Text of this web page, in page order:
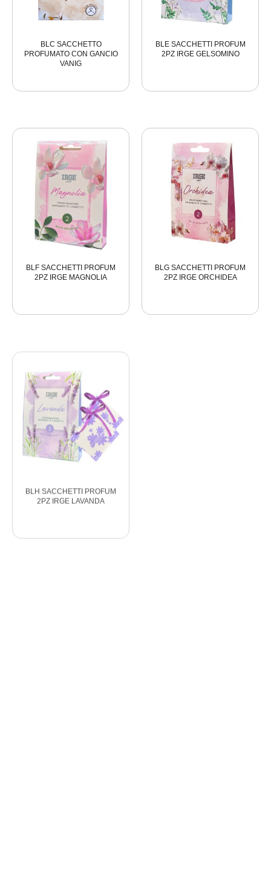
BLC SACCHETTO
PROFUMATO CON GANCIO
VANIG
BLE SACCHETTI PROFUM
2PZ IRGE GELSOMINO
BLF SACCHETTI PROFUM
2PZ IRGE MAGNOLIA
BLG SACCHETTI PROFUM
2PZ IRGE ORCHIDEA
BLH SACCHETTI PROFUM
2PZ IRGE LAVANDA